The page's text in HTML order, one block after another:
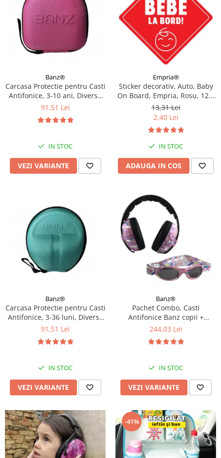
Banz®
Carcasa Protectie pentru Casti
Antifonice, 3-10 ani, Diverse
culori
91,51 Lei
IN STOC
VEZI VARIANTE
Empria®
Sticker decorativ, Auto, Baby
On Board, Empria, Rosu, 12.5
x 12.5 cm
13,31 Lei
2,40 Lei
IN STOC
ADAUGA IN COS
Banz®
Carcasa Protectie pentru Casti
Antifonice, 3-36 luni, Diverse
culori
91,51 Lei
IN STOC
VEZI VARIANTE
Banz®
Pachet Combo, Casti
Antifonice Banz copii +
Ochelari de Soare Protectie
modele
244,03 Lei
IN STOC
VEZI VARIANTE
-41%